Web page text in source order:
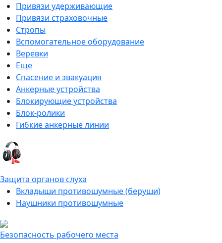
Привязи удерживающие
Привязи страховочные
Стропы
Вспомогательное оборудование
Веревки
Еще
Спасение и эвакуация
Анкерные устройства
Блокирующие устройства
Блок-ролики
Гибкие анкерные линии
Защита органов слуха
Вкладыши противошумные (беруши)
Наушники противошумные
Безопасность рабочего места